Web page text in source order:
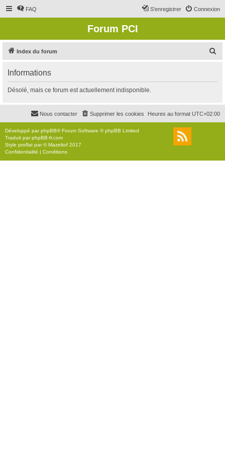
FAQ Connexion
S’enregistrer
Forum PCI
Index du forum
r
c
r
Informations
Désolé, mais ce forum est actuellement indisponible.
Heures au format UTC+02:00
Supprimer les cookies
Nous contacter
Développé parphpBB® Forum Software © phpBB Limited
Traduit parphpBB-fr.com
Style proflat par ©Mazeltof 2017
Confidentialité | Conditions